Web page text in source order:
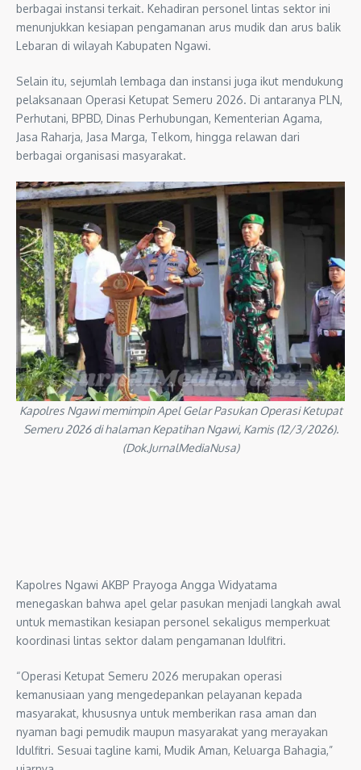
berbagai instansi terkait. Kehadiran personel lintas sektor ini
menunjukkan kesiapan pengamanan arus mudik dan arus balik
Lebaran di wilayah Kabupaten Ngawi.
Selain itu, sejumlah lembaga dan instansi juga ikut mendukung
pelaksanaan Operasi Ketupat Semeru 2026. Di antaranya PLN,
Perhutani, BPBD, Dinas Perhubungan, Kementerian Agama,
Jasa Raharja, Jasa Marga, Telkom, hingga relawan dari
berbagai organisasi masyarakat.
Kapolres Ngawi memimpin Apel Gelar Pasukan Operasi Ketupat
Semeru 2026 di halaman Kepatihan Ngawi, Kamis (12/3/2026).
(Dok.JurnalMediaNusa)
Kapolres Ngawi AKBP Prayoga Angga Widyatama
menegaskan bahwa apel gelar pasukan menjadi langkah awal
untuk memastikan kesiapan personel sekaligus memperkuat
koordinasi lintas sektor dalam pengamanan Idulfitri.
“Operasi Ketupat Semeru 2026 merupakan operasi
kemanusiaan yang mengedepankan pelayanan kepada
masyarakat, khususnya untuk memberikan rasa aman dan
nyaman bagi pemudik maupun masyarakat yang merayakan
Idulfitri. Sesuai tagline kami, Mudik Aman, Keluarga Bahagia,”